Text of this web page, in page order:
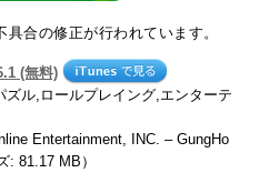
合の修正が行われています。
(無料)
ズル,ロールプレイング,エンターテ
Entertainment, INC. – GungHo
: 81.17 MB）